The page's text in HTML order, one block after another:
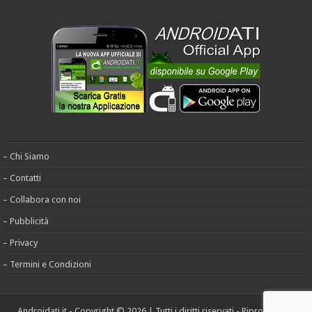
– Chi Siamo
– Contatti
– Collabora con noi
– Pubblicità
– Privacy
– Termini e Condizioni